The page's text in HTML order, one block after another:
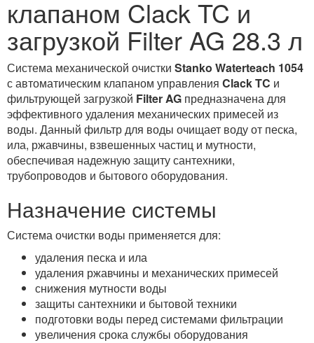
клапаном Clack TC и
загрузкой Filter AG 28.3 л
Система механической очистки Stanko Waterteach 1054
с автоматическим клапаном управления Clack TC и
фильтрующей загрузкой Filter AG предназначена для
эффективного удаления механических примесей из
воды. Данный фильтр для воды очищает воду от песка,
ила, ржавчины, взвешенных частиц и мутности,
обеспечивая надежную защиту сантехники,
трубопроводов и бытового оборудования.
Назначение системы
Система очистки воды применяется для:
удаления песка и ила
удаления ржавчины и механических примесей
снижения мутности воды
защиты сантехники и бытовой техники
подготовки воды перед системами фильтрации
увеличения срока службы оборудования